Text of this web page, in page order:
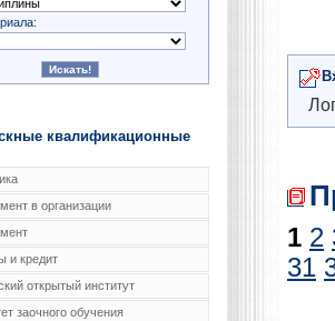
квалификационные
в организации
и кредит
открытый институт
заочного обучения
1 2
31